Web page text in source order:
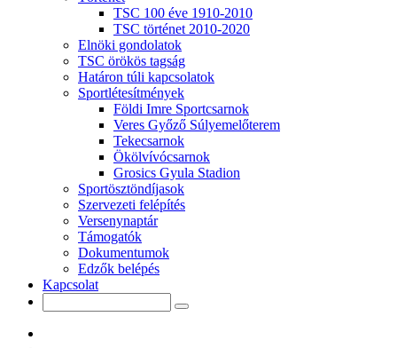
TSC 100 éve 1910-2010
TSC történet 2010-2020
Elnöki gondolatok
TSC örökös tagság
Határon túli kapcsolatok
Sportlétesítmények
Földi Imre Sportcsarnok
Veres Győző Súlyemelőterem
Tekecsarnok
Ökölvívócsarnok
Grosics Gyula Stadion
Sportösztöndíjasok
Szervezeti felépítés
Versenynaptár
Támogatók
Dokumentumok
Edzők belépés
Kapcsolat